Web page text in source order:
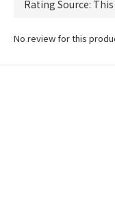
No review for this